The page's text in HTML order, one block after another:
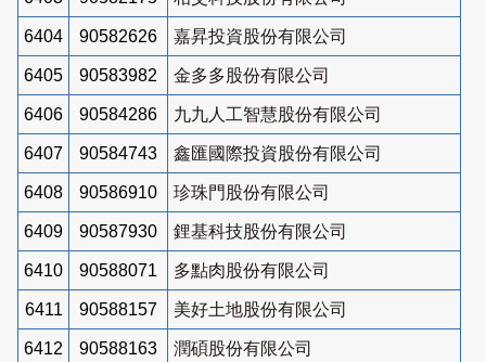
6404 90582626 嘉昇投資股份有限公司
6405 90583982 金多多股份有限公司
6406 90584286 九九人工智慧股份有限公司
6407 90584743 鑫匯國際投資股份有限公司
6408 90586910 珍珠門股份有限公司
6409 90587930 鋰基科技股份有限公司
6410 90588071 多點肉股份有限公司
6411 90588157 美好土地股份有限公司
6412 90588163 潤碩股份有限公司